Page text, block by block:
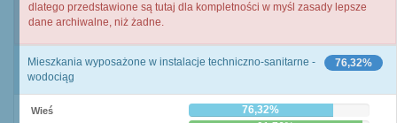
dlatego przedstawione są tutaj dla kompletności w myśl zasady lepsze
dane archiwalne, niż żadne.
76,32%
Mieszkania wyposażone w instalacje techniczno-sanitarne -
wodociąg
Wieś 76,32%